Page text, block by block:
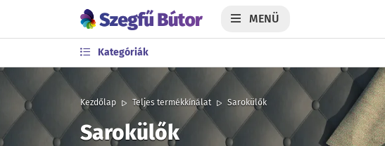
MENÜ
Kategóriák
Kezdőlap Teljes termékkínálat Sarokülők
Sarokülők